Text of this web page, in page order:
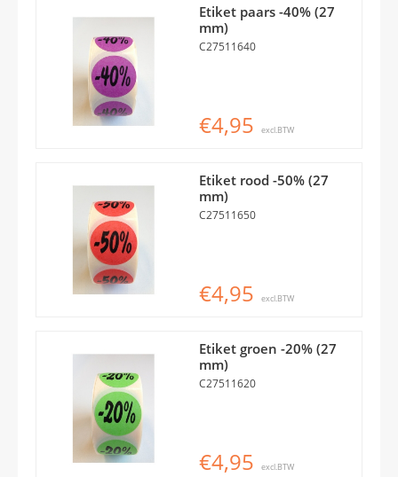
Etiket paars -40% (27
mm)
C27511640
€4,95 excl.BTW
Etiket rood -50% (27
mm)
C27511650
€4,95 excl.BTW
Etiket groen -20% (27
mm)
C27511620
€4,95 excl.BTW